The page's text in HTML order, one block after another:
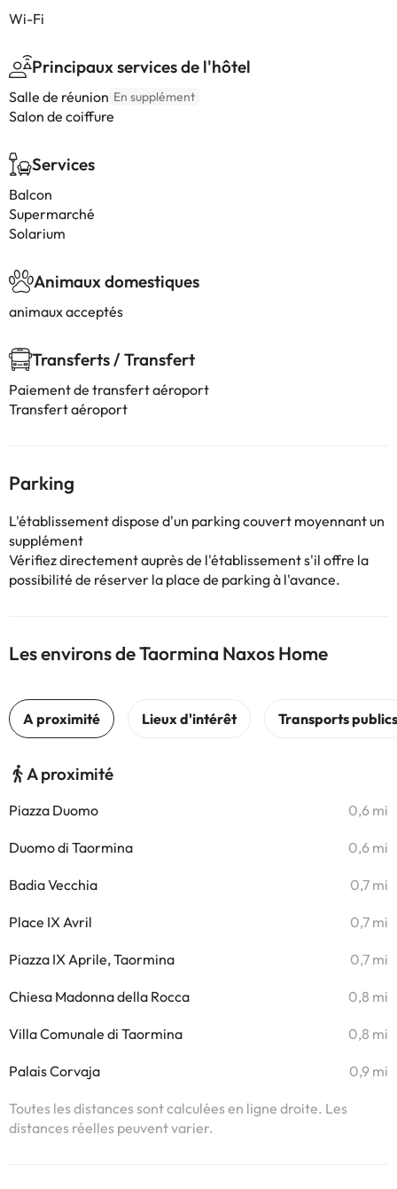
Wi-Fi
Principaux services de l'hôtel
Salle de réunion En supplément
Salon de coiffure
Services
Balcon
Supermarché
Solarium
Animaux domestiques
animaux acceptés
Transferts / Transfert
Paiement de transfert aéroport
Transfert aéroport
Parking
L'établissement dispose d'un parking couvert moyennant un
supplément
Vérifiez directement auprès de l'établissement s'il offre la
possibilité de réserver la place de parking à l'avance.
Les environs de Taormina Naxos Home
A proximité
Piazza Duomo 0,6 mi
Duomo di Taormina 0,6 mi
Badia Vecchia 0,7 mi
Place IX Avril 0,7 mi
Piazza IX Aprile, Taormina 0,7 mi
Chiesa Madonna della Rocca 0,8 mi
Villa Comunale di Taormina 0,8 mi
Palais Corvaja 0,9 mi
Toutes les distances sont calculées en ligne droite. Les
distances réelles peuvent varier.